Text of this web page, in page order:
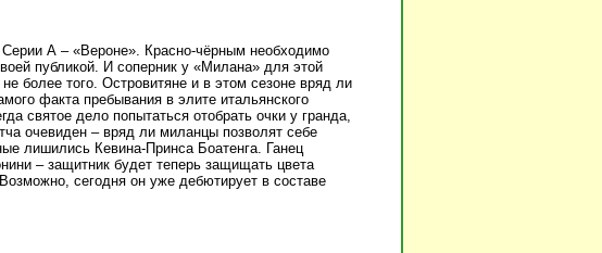
А – «Вероне». Красно-чёрным необходимо
публикой. И соперник у «Милана» для этой
более того. Островитяне и в этом сезоне вряд ли
факта пребывания в элите итальянского
святое дело попытаться отобрать очки у гранда,
очевиден – вряд ли миланцы позволят себе
лишились Кевина-Принса Боатенга. Ганец
– защитник будет теперь защищать цвета
сегодня он уже дебютирует в составе